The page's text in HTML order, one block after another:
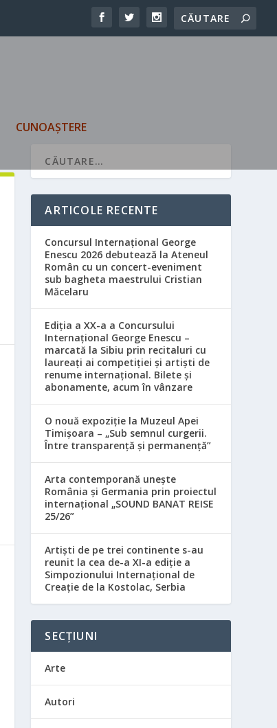
CUNOAȘTERE
ARTICOLE RECENTE
Concursul Internațional George
Enescu 2026 debutează la Ateneul
Român cu un concert-eveniment
sub bagheta maestrului Cristian
Măcelaru
Ediția a XX-a a Concursului
Internațional George Enescu –
marcată la Sibiu prin recitaluri cu
laureați ai competiției și artiști de
renume internațional. Bilete și
abonamente, acum în vânzare
O nouă expoziție la Muzeul Apei
Timișoara – „Sub semnul curgerii.
Între transparență și permanență”
Arta contemporană unește
România și Germania prin proiectul
internațional „SOUND BANAT REISE
25/26”
Artiști de pe trei continente s-au
reunit la cea de-a XI-a ediție a
Simpozionului Internațional de
Creație de la Kostolac, Serbia
SECȚIUNI
Arte
Autori